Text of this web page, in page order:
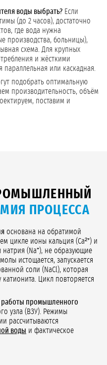
воды выбрать? Если
(до 2 часов), достаточно
где вода нужна
производства, больницы),
схема. Для крупных
и жёсткими
параллельная или каскадная.
подобрать оптимальную
производительность, объём
поставим и
ПРОЦЕССА
основана на обратимой
цикле ионы кальция (Ca²⁺) и
(Na⁺), не образующие
истощается, запускается
соли (NaCl), которая
Цикл повторяется
промышленного
узла (ВЗУ). Режимы
рассчитываются
воды и фактическое